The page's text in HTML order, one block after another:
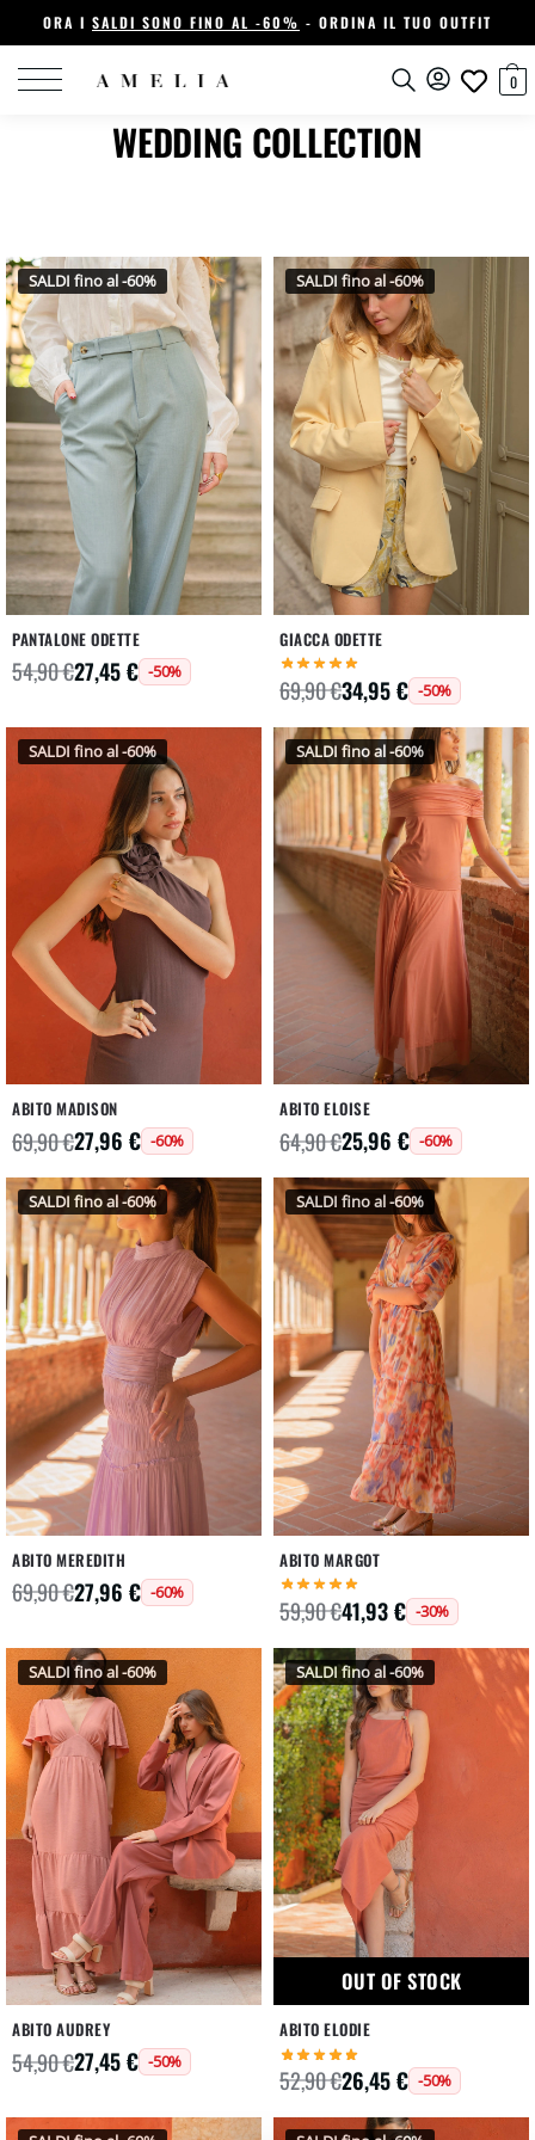
ORA I SALDI SONO FINO AL -60% - ORDINA IL TUO OUTFIT
0
WEDDING COLLECTION
SALDI fino al -60%
PANTALONE ODETTE
54,90€27,45€ -50%
SALDI fino al -60%
GIACCA ODETTE
69,90€34,95€ -50%
SALDI fino al -60%
ABITO MADISON
69,90€27,96 € -60%
SALDI fino al -60%
ABITO ELOISE
64,90€25,96 € -60%
SALDI fino al -60%
ABITO MEREDITH
69,90€27,96 € -60%
SALDI fino al -60%
ABITO MARGOT
59,90€41,93€ -30%
SALDI fino al -60%
ABITO AUDREY
54,90€27,45€ -50%
SALDI fino al -60%
OUT OF STOCK
ABITO ELODIE
52,90€26,45€ -50%